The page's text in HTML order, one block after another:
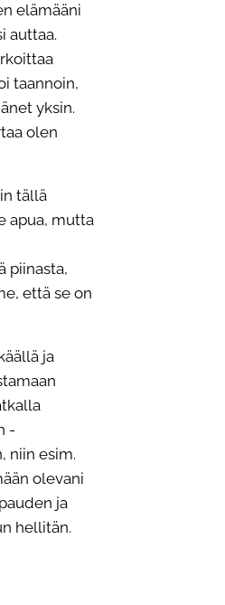
elämääni
auttaa.
taannoin,
yksin.
olen
tällä
apua, mutta
piinasta,
että se on
ja
-
niin esim.
olevani
ja
hellitän.